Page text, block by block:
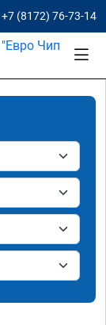
+7 (8172) 76-73-14